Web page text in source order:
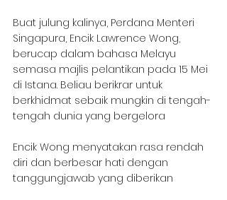
Buat julung kalinya, Perdana Menteri
Singapura, Encik Lawrence Wong,
berucap dalam bahasa Melayu
semasa majlis pelantikan pada 15 Mei
di Istana. Beliau berikrar untuk
berkhidmat sebaik mungkin di tengah-
tengah dunia yang bergelora
Encik Wong menyatakan rasa rendah
diri dan berbesar hati dengan
tanggungjawab yang diberikan